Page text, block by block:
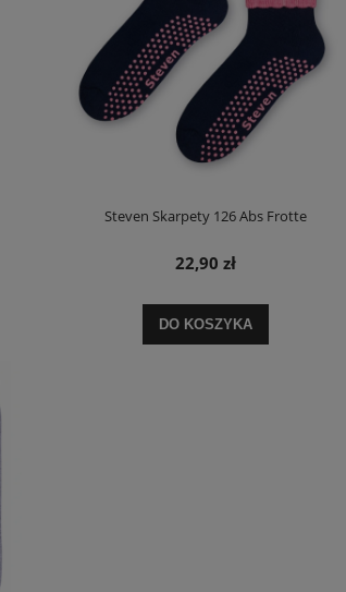
Steven Skarpety 126 Abs Frotte
22,90 zł
DO KOSZYKA